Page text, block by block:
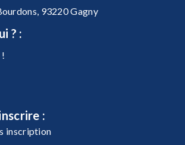
93220 Gagny
? :
:
inscription